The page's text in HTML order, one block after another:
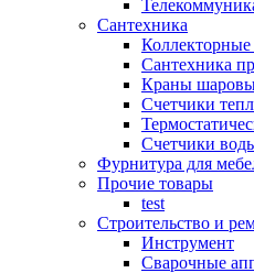
Сантехника
Коллекторные
Сантехника
Краны
Счетчики
Счетчики
Фурнитура для
Прочие товары
test
Строительство и
Инструмент
Сварочные